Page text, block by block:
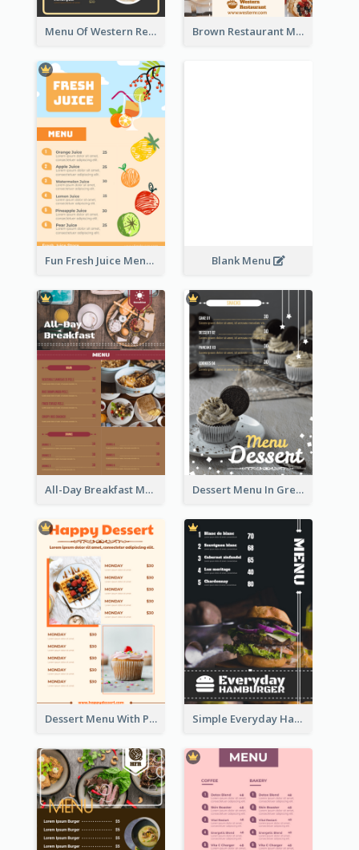
Menu Of Western Restaurant In Simple Layout Brown Restaurant Menu With Clear Information
Fun Fresh Juice Menu With Graphics Of Fruit Blank Menu
All-Day Breakfast Menu In Brown And Red Dessert Menu In Grey Colour Tone
Dessert Menu With Photos Of Cakes Simple Everyday Hamburger Menu In Black